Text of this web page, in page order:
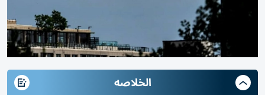
الخلاصه